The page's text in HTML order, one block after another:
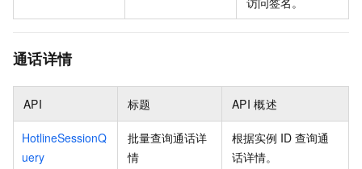
通话详情
API 标题 API 概述
HotlineSessionQ
uery
批量查询通话详
情
根据实例 ID 查询通
话详情。